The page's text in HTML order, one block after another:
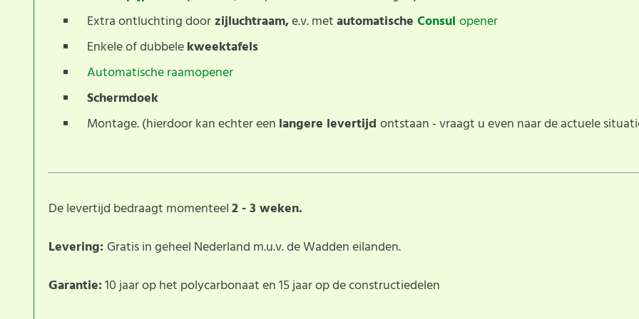
Extra ontluchting doorzijluchtraam,e.v. metautomatischeConsulopener
Enkele of dubbelekweektafels
Automatische raamopener
Schermdoek
Montage. (hierdoor kan echter een langere levertijdontstaan - vraagt u even naar de actuele
De levertijd bedraagt momenteel2 - 3 weken.
Levering: Gratis in geheel Nederland m.u.v. de Wadden eilanden.
Garantie:10 jaar op het polycarbonaat en 15 jaar op de constructiedelen